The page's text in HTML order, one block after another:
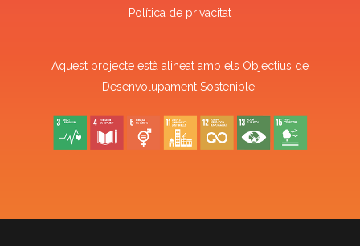
Política de privacitat
Aquest projecte està alineat amb els Objectius de
Desenvolupament Sostenible: